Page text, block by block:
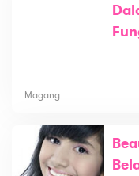
Magang